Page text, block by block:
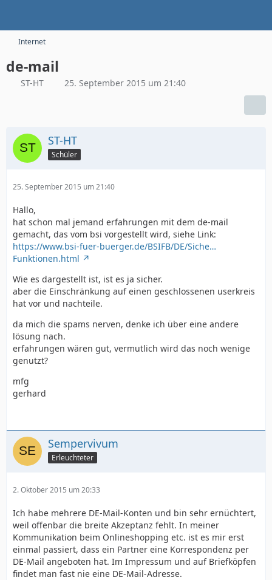
Internet
de-mail
ST-HT 25. September 2015 um 21:40
ST-HT
Schüler
25. September 2015 um 21:40
Hallo,
hat schon mal jemand erfahrungen mit dem de-mail
gemacht, das vom bsi vorgestellt wird, siehe Link:
https://www.bsi-fuer-buerger.de/BSIFB/DE/Siche…
Funktionen.html
Wie es dargestellt ist, ist es ja sicher.
aber die Einschränkung auf einen geschlossenen userkreis
hat vor und nachteile.
da mich die spams nerven, denke ich über eine andere
lösung nach.
erfahrungen wären gut, vermutlich wird das noch wenige
genutzt?
mfg
gerhard
Sempervivum
Erleuchteter
2. Oktober 2015 um 20:33
Ich habe mehrere DE-Mail-Konten und bin sehr ernüchtert,
weil offenbar die breite Akzeptanz fehlt. In meiner
Kommunikation beim Onlineshopping etc. ist es mir erst
einmal passiert, dass ein Partner eine Korrespondenz per
DE-Mail angeboten hat. Im Impressum und auf Briefköpfen
findet man fast nie eine DE-Mail-Adresse.